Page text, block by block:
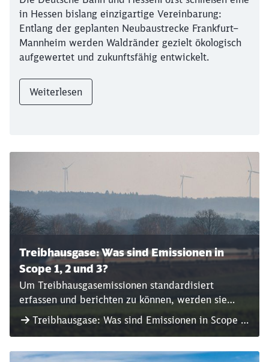
in Hessen bislang einzigartige Vereinbarung:
Entlang der geplanten Neubaustrecke Frankfurt–
Mannheim werden Waldränder gezielt ökologisch
aufgewertet und zukunftsfähig entwickelt.
Weiterlesen
Ende des Sliders
Treibhausgase: Was sind Emissionen in
Scope 1, 2 und 3?
Um Treibhausgasemissionen standardisiert
erfassen und berichten zu können, werden sie
entsprechenden Kategorien zugeordnet –
sogenannten Scopes.
Treibhausgase: Was sind Emissionen in Scope 1,
2 und 3?